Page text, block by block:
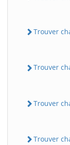
Trouver
Trouver
Trouver
Trouver